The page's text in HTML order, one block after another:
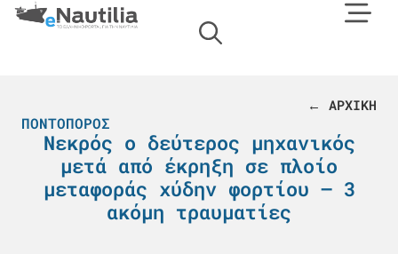
← ΑΡΧΙΚΗ
ΠΟΝΤΟΠΌΡΟΣ
Νεκρός ο δεύτερος μηχανικός
μετά από έκρηξη σε πλοίο
μεταφοράς χύδην φορτίου – 3
ακόμη τραυματίες